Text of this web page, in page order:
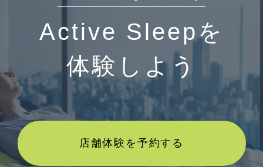
Active Sleepを
体験しよう
店舗体験を予約する